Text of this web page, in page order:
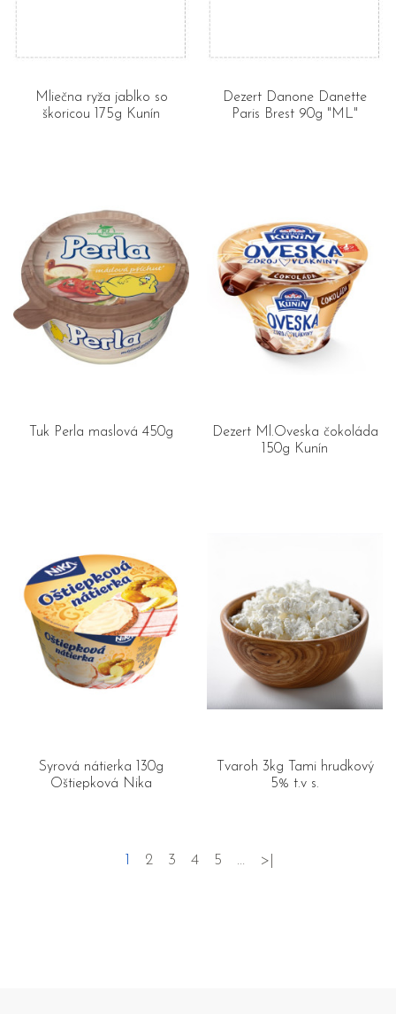
Mliečna ryža jablko so
škoricou 175g Kunín
Dezert Danone Danette
Paris Brest 90g "ML"
Tuk Perla maslová 450g
Dezert Ml.Oveska čokoláda
150g Kunín
Syrová nátierka 130g
Oštiepková Nika
Tvaroh 3kg Tami hrudkový
5% t.v s.
1 2 3 4 5 … >|